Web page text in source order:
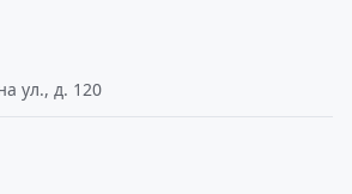
ул., д. 120